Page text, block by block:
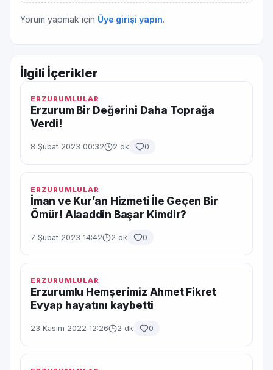
Yorum yapmak için Üye girişi yapın.
İlgili İçerikler
ERZURUMLULAR
Erzurum Bir Değerini Daha Toprağa
Verdi!
8 Şubat 2023 00:32 2 dk 0
ERZURUMLULAR
İman ve Kur’an Hizmeti İle Geçen Bir
Ömür! Alaaddin Başar Kimdir?
7 Şubat 2023 14:42 2 dk 0
ERZURUMLULAR
Erzurumlu Hemşerimiz Ahmet Fikret
Evyap hayatını kaybetti
23 Kasım 2022 12:26 2 dk 0